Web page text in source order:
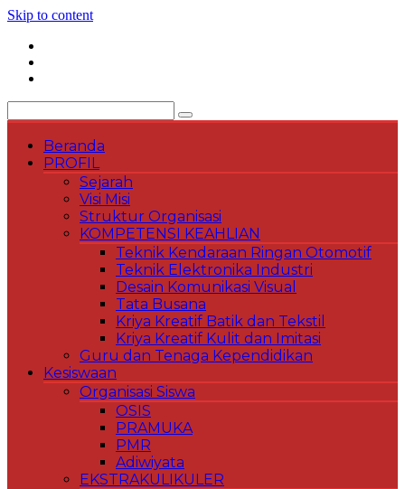
Skip to content
Beranda
PROFIL
Sejarah
Visi Misi
Struktur Organisasi
KOMPETENSI KEAHLIAN
Teknik Kendaraan Ringan Otomotif
Teknik Elektronika Industri
Desain Komunikasi Visual
Tata Busana
Kriya Kreatif Batik dan Tekstil
Kriya Kreatif Kulit dan Imitasi
Guru dan Tenaga Kependidikan
Kesiswaan
Organisasi Siswa
OSIS
PRAMUKA
PMR
Adiwiyata
EKSTRAKULIKULER